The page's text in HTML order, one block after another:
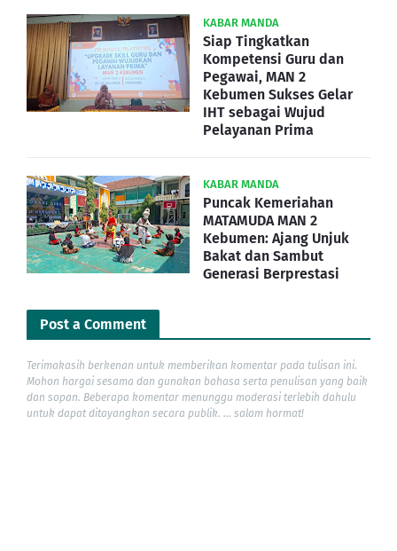
KABAR MANDA
Siap Tingkatkan
Kompetensi Guru dan
Pegawai, MAN 2
Kebumen Sukses Gelar
IHT sebagai Wujud
Pelayanan Prima
KABAR MANDA
Puncak Kemeriahan
MATAMUDA MAN 2
Kebumen: Ajang Unjuk
Bakat dan Sambut
Generasi Berprestasi
Post a Comment
Terimakasih berkenan untuk memberikan komentar pada tulisan ini.
Mohon hargai sesama dan gunakan bahasa serta penulisan yang baik
dan sopan. Beberapa komentar menunggu moderasi terlebih dahulu
untuk dapat ditayangkan secara publik. ... salam hormat!